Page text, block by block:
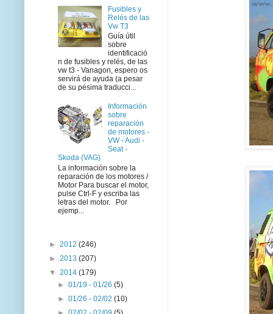
Fusibles y
Relés de las
Vw T3
Guía útil
sobre
identificació
n de fusibles y relés, de las
vw t3 - Vanagon, espero os
servirá de ayuda (a pesar
de su pésima traducci...
Información
sobre
reparación
de motores -
VW - Audi -
Seat -
Skoda (VAG)
La información sobre la
reparación de los motores /
Motor Para buscar el motor,
pulse Ctrl-F y escriba las
letras del motor. Por
ejemp...
► 2012 (246)
► 2013 (207)
▼ 2014 (179)
►01/19 - 01/26(5)
►01/26 - 02/02(10)